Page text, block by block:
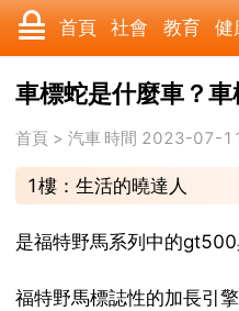
首頁 社會 教育 健
數碼 汽車 美食 遊
科學 育兒 職場 歷
收藏 國際 軍事
車標蛇是什麼車？
首頁 > 汽車 時間 2023-07-
1樓：生活的曉達人
是福特野馬系列中的gt500
福特野馬標誌性的加長引